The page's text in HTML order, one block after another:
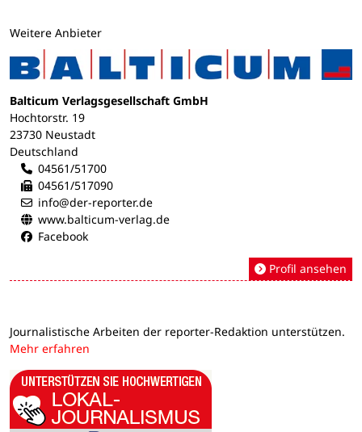
Weitere Anbieter
Balticum Verlagsgesellschaft GmbH
Hochtorstr. 19
23730 Neustadt
Deutschland
04561/51700
04561/517090
info@der-reporter.de
www.balticum-verlag.de
Facebook
Profil ansehen
Journalistische Arbeiten der reporter-Redaktion unterstützen.
Mehr erfahren